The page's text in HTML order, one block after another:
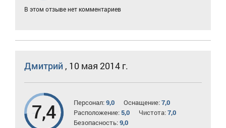
В этом отзыве нет комментариев
Дмитрий , 10 мая 2014 г.
7,4 Персонал:9,0 Оснащение:7,0
Расположение:5,0 Чистота:7,0
Безопасность:9,0